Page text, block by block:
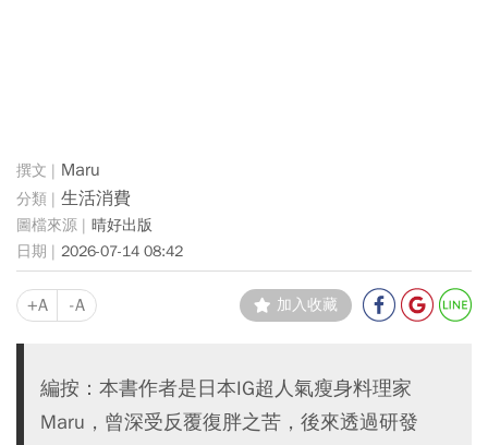
Maru
生活消費
晴好出版
2026-07-14 08:42
+A -A 加入收藏
編按：本書作者是日本IG超人氣瘦身料理家
Maru，曾深受反覆復胖之苦，後來透過研發